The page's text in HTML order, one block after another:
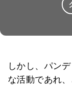
しかし、パン
な活動であれ